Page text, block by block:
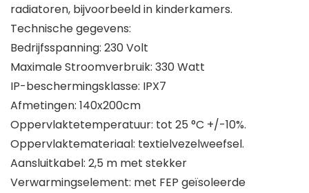
radiatoren, bijvoorbeeld in kinderkamers.
Technische gegevens:
Bedrijfsspanning: 230 Volt
Maximale Stroomverbruik: 330 Watt
IP-beschermingsklasse: IPX7
Afmetingen: 140x200cm
Oppervlaktetemperatuur: tot 25 °C +/-10%.
Oppervlaktemateriaal: textielvezelweefsel.
Aansluitkabel: 2,5 m met stekker
Verwarmingselement: met FEP geïsoleerde